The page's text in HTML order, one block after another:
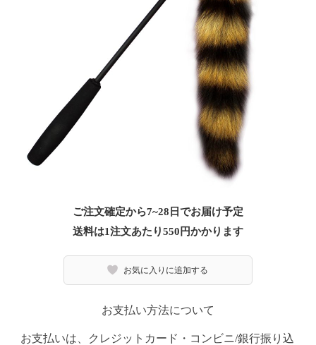
ご注文確定から7~28日でお届け予定
送料は1注文あたり550 円かかります
お気に入りに追加する
お支払い方法について
お支払いは、クレジットカード・コンビニ/銀行振り込